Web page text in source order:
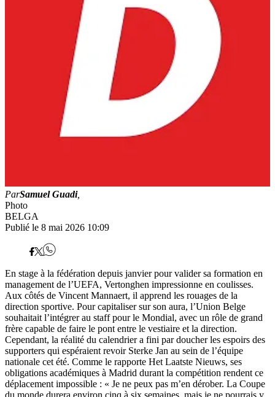
ParSamuel Guadi,
Photo
BELGA
Publié le 8 mai 2026 10:09
En stage à la fédération depuis janvier pour valider sa formation en
management de l’UEFA, Vertonghen impressionne en coulisses.
Aux côtés de Vincent Mannaert, il apprend les rouages de la
direction sportive. Pour capitaliser sur son aura, l’Union Belge
souhaitait l’intégrer au staff pour le Mondial, avec un rôle de grand
frère capable de faire le pont entre le vestiaire et la direction.
Cependant, la réalité du calendrier a fini par doucher les espoirs des
supporters qui espéraient revoir Sterke Jan au sein de l’équipe
nationale cet été. Comme le rapporte Het Laatste Nieuws, ses
obligations académiques à Madrid durant la compétition rendent ce
déplacement impossible : « Je ne peux pas m’en dérober. La Coupe